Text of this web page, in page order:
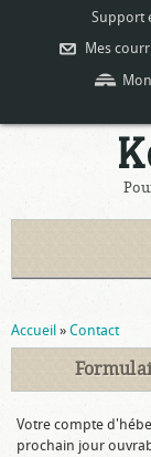
Support
Mes
Vous êtes ici
Accueil » Contact
Votre compte
prochain jour